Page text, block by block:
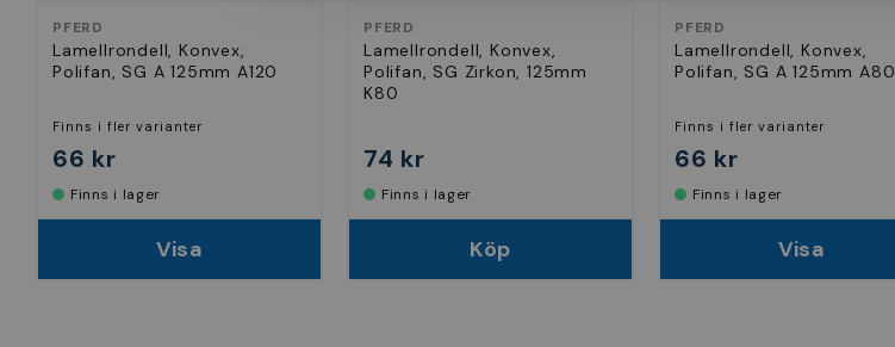
PFERD
Lamellrondell, Konvex,
Polifan, SG A 125mm A120
Finns i fler varianter
66 kr
Finns i lager
Visa
PFERD
Lamellrondell, Konvex,
Polifan, SG Zirkon, 125mm
K80
74 kr
Finns i lager
Köp
PFERD
Lamellrondell, Konvex,
Polifan, SG A 125mm A80
Finns i fler varianter
66 kr
Finns i lager
Visa